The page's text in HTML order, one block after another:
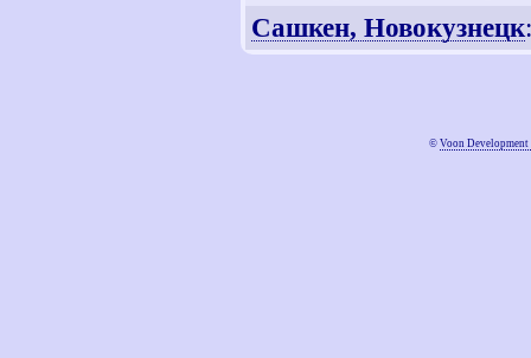
Сашкен, Новокузнецк
© Voon Development